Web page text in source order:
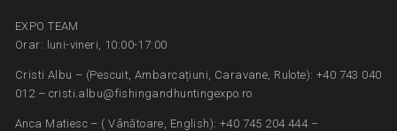
EXPO TEAM
Orar: luni-vineri, 10:00-17:00
Cristi Albu – (Pescuit, Ambarcațiuni, Caravane, Rulote): +40 743 040
012 – cristi.albu@fishingandhuntingexpo.ro
Anca Matiesc – ( Vânătoare, English): +40 745 204 444 –